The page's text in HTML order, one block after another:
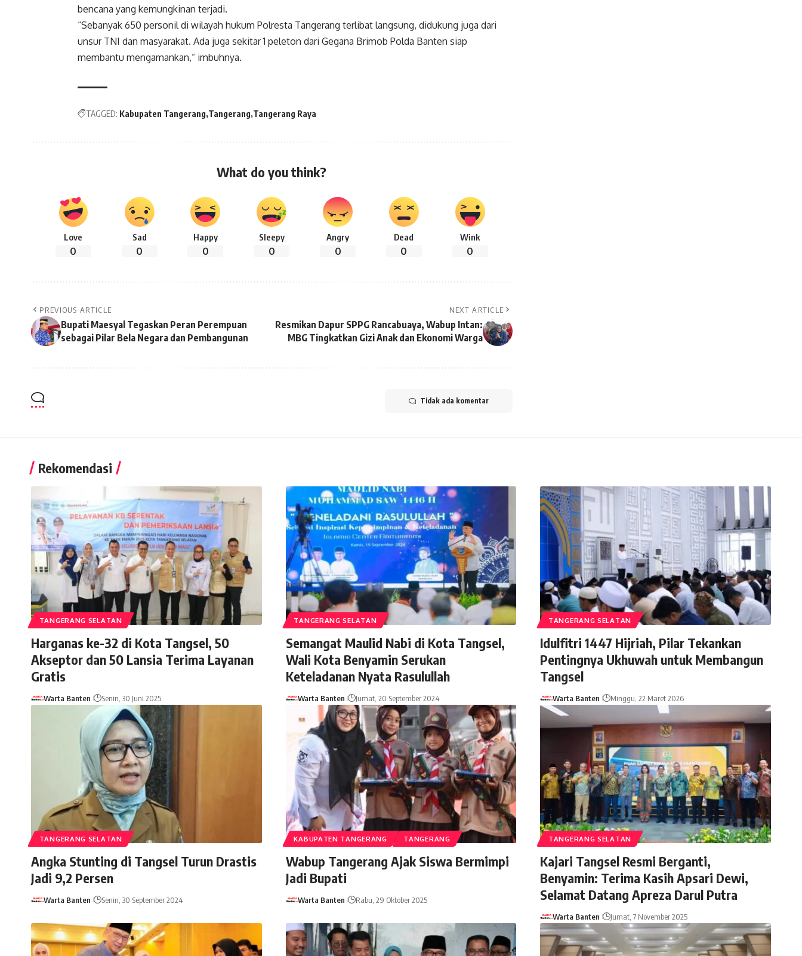
bencana yang kemungkinan terjadi.
“Sebanyak 650 personil di wilayah hukum Polresta Tangerang terlibat langsung, didukung juga dari
unsur TNI dan masyarakat. Ada juga sekitar 1 peleton dari Gegana Brimob Polda Banten siap
membantu mengamankan,” imbuhnya.
TAGGED: Kabupaten Tangerang Tangerang Tangerang Raya
What do you think?
Love
0
Sad
0
Happy
0
Sleepy
0
Angry
0
Dead
0
Wink
0
PREVIOUS ARTICLE
Bupati Maesyal Tegaskan Peran Perempuan
sebagai Pilar Bela Negara dan Pembangunan
NEXT ARTICLE
Resmikan Dapur SPPG Rancabuaya, Wabup Intan:
MBG Tingkatkan Gizi Anak dan Ekonomi Warga
Tidak ada komentar
Rekomendasi
TANGERANG SELATAN
Harganas ke-32 di Kota Tangsel, 50
Akseptor dan 50 Lansia Terima Layanan
Gratis
Warta Banten Senin, 30 Juni 2025
TANGERANG SELATAN
Semangat Maulid Nabi di Kota Tangsel,
Wali Kota Benyamin Serukan
Keteladanan Nyata Rasulullah
Warta Banten Jumat, 20 September 2024
TANGERANG SELATAN
Idulfitri 1447 Hijriah, Pilar Tekankan
Pentingnya Ukhuwah untuk Membangun
Tangsel
Warta Banten Minggu, 22 Maret 2026
TANGERANG SELATAN
Angka Stunting di Tangsel Turun Drastis
Jadi 9,2 Persen
Warta Banten Senin, 30 September 2024
KABUPATEN TANGERANG TANGERANG
Wabup Tangerang Ajak Siswa Bermimpi
Jadi Bupati
Warta Banten Rabu, 29 Oktober 2025
TANGERANG SELATAN
Kajari Tangsel Resmi Berganti,
Benyamin: Terima Kasih Apsari Dewi,
Selamat Datang Apreza Darul Putra
Warta Banten Jumat, 7 November 2025